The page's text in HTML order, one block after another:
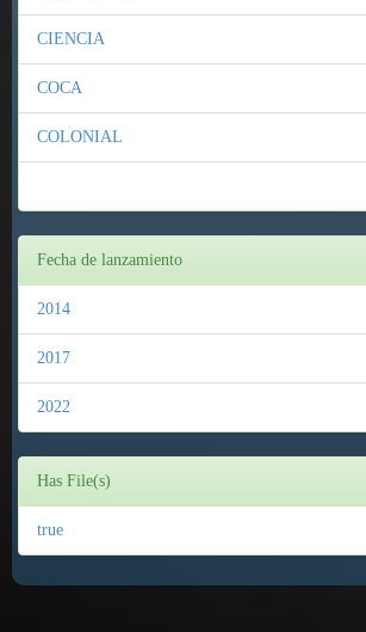
CIENCIA
COCA
COLONIAL
Fecha de lanzamiento
2014
2017
2022
Has File(s)
true